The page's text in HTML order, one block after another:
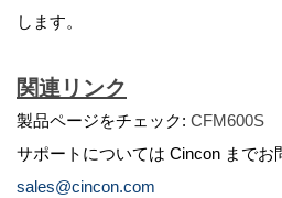
します。
関連リンク
製品ページをチェック: CFM600S
サポートについては Cincon までお
sales@cincon.com